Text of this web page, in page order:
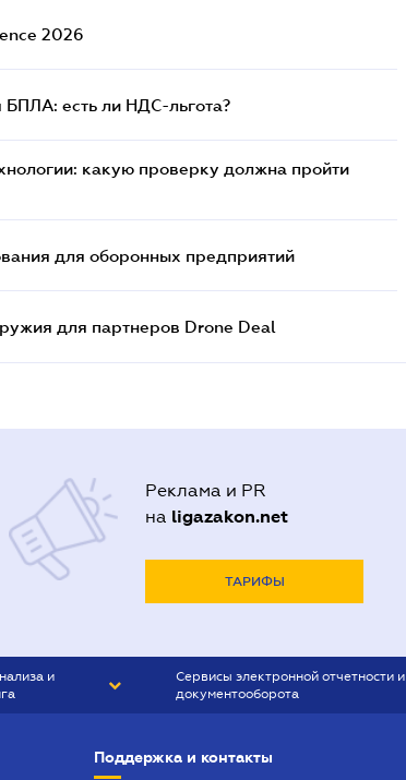
2026
БПЛА: есть ли НДС-льгота?
какую проверку должна пройти
для оборонных предприятий
для партнеров Drone Deal
Реклама и PR
на ligazakon.net
ТАРИФЫ
и
Сервисы электронной отчетности и
документооборота
Поддержка и контакты